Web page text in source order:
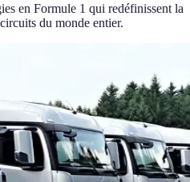
en Formule 1 qui redéfinissent la
du monde entier.